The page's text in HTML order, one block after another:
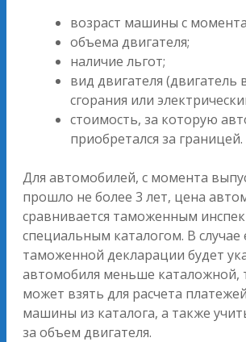
возраст машины с
объема двигателя;
наличие льгот;
вид двигателя (двигатель
сгорания или
стоимость, за которую
приобретался за границей.
Для автомобилей, с момента
прошло не более 3 лет, цена
сравнивается таможенным
специальным каталогом. В случае
таможенной декларации будет
автомобиля меньше каталожной,
может взять для расчета
машины из каталога, а также
за объем двигателя.